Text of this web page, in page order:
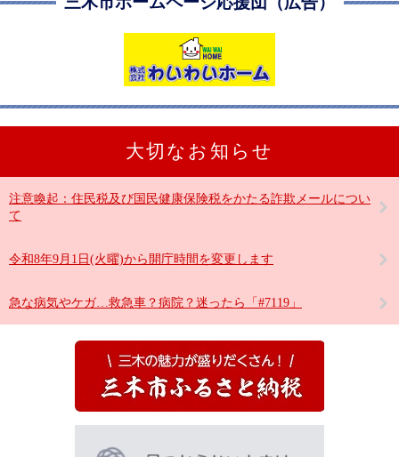
大切なお知らせ
注意喚起：住民税及び国民健康保険税をかたる詐欺メールについ
て
令和8年9月1日(火曜)から開庁時間を変更します
急な病気やケガ…救急車？病院？迷ったら「#7119」